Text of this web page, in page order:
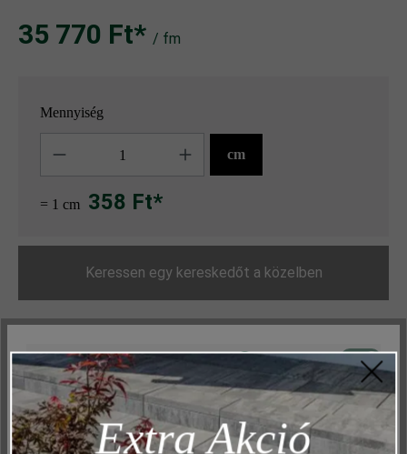
35 770 Ft‎‎‎* / fm
Mennyiség
cm
= 1 cm 358 Ft*
Keressen egy kereskedőt a közelben
Oldal nyomtatása
Cikkszám:20488
Műszakilag és működéshez szükséges Aktív
Marketing Inaktív
Elemzés Inaktív
Extra Akció